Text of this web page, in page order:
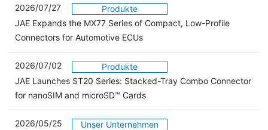
2026/07/27
Produkte
JAE Expands the MX77 Series of Compact, Low-Profile
Connectors for Automotive ECUs
2026/07/02
Produkte
JAE Launches ST20 Series: Stacked-Tray Combo Connector
for nanoSIM and microSD™ Cards
2026/05/25
Unser Unternehmen